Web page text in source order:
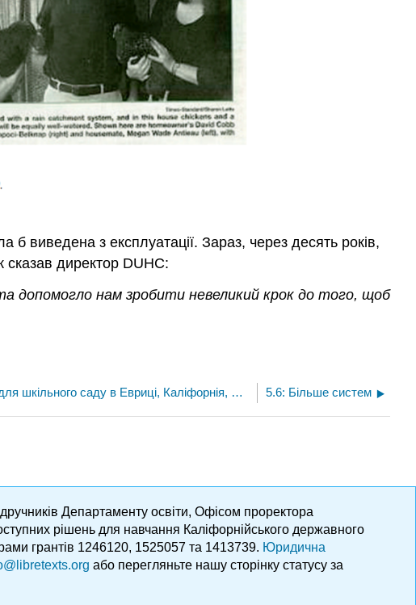
виведена з експлуатації. Зараз, через десять років,
сказав директор DUHC:
допомогло нам зробити невеликий крок до того, щоб
5.4: Вода для шкільного саду в Евриці, Каліфорнія, США 5.6: Більше систем
Департаменту освіти, Офісом проректора
рішень для навчання Каліфорнійського державного
грантів 1246120, 1525057 та 1413739. Юридична
або перегляньте нашу сторінку статусу за